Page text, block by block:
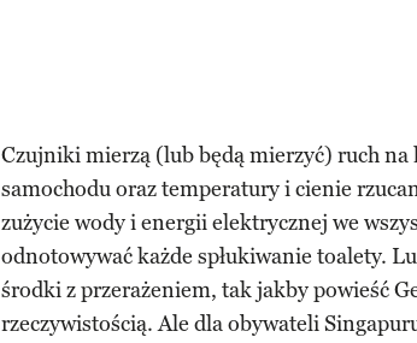
Czujniki mierzą (lub będą mierzyć) ruch na
samochodu oraz temperatury i cienie
zużycie wody i energii elektrycznej we
odnotowywać każde spłukiwanie toalety.
środki z przerażeniem, tak jakby powieść
rzeczywistością. Ale dla obywateli